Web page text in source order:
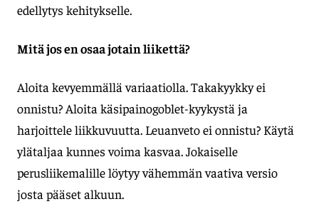
edellytys kehitykselle.
Mitä jos en osaa jotain liikettä?
Aloita kevyemmällä variaatiolla. Takakyykky ei
onnistu? Aloita käsipainogoblet-kyykystä ja
harjoittele liikkuvuutta. Leuanveto ei onnistu? Käytä
ylätaljaa kunnes voima kasvaa. Jokaiselle
perusliikemalille löytyy vähemmän vaativa versio
josta pääset alkuun.